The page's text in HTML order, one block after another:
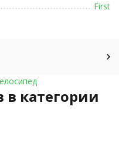
First
в категории